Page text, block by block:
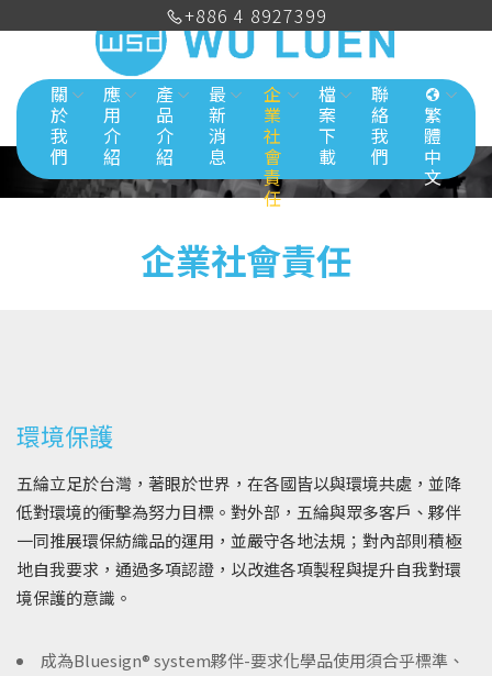
關
於
我
們
應
用
介
紹
產
品
介
紹
最
新
消
息
企
業
社
會
責
任
檔
案
下
載
聯
絡
我
們
繁
體
中
文
企業社會責任
環境保護
五綸立足於台灣，著眼於世界，在各國皆以與環境共處，並降
低對環境的衝擊為努力目標。對外部，五綸與眾多客戶、夥伴
一同推展環保紡織品的運用，並嚴守各地法規；對內部則積極
地自我要求，通過多項認證，以改進各項製程與提升自我對環
境保護的意識。
成為Bluesign® system夥伴-要求化學品使用須合乎標準、
+886 4 8927399